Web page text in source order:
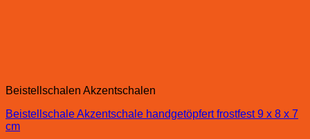
Beistellschalen Akzentschalen
Beistellschale Akzentschale handgetöpfert frostfest 9 x 8 x 7
cm